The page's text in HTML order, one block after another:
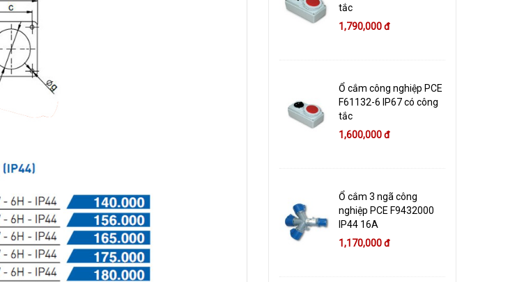
tắc
1,790,000 đ
Ổ cắm công nghiệp PCE
F61132-6 IP67 có công
tắc
1,600,000 đ
Ổ cắm 3 ngã công
nghiệp PCE F9432000
IP44 16A
1,170,000 đ